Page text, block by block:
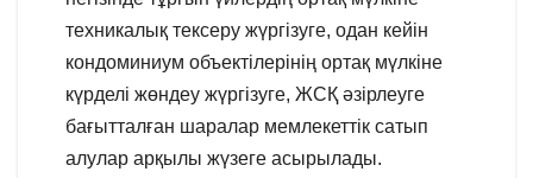
техникалық тексеру жүргізуге, одан кейін
кондоминиум объектілерінің ортақ мүлкіне
күрделі жөндеу жүргізуге, ЖСҚ әзірлеуге
бағытталған шаралар мемлекеттік сатып
алулар арқылы жүзеге асырылады.